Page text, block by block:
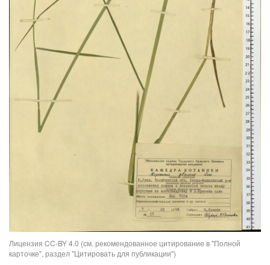
Лицензия CC-BY 4.0 (см. рекомендованное цитирование в "Полной
карточке", раздел "Цитировать для публикации")